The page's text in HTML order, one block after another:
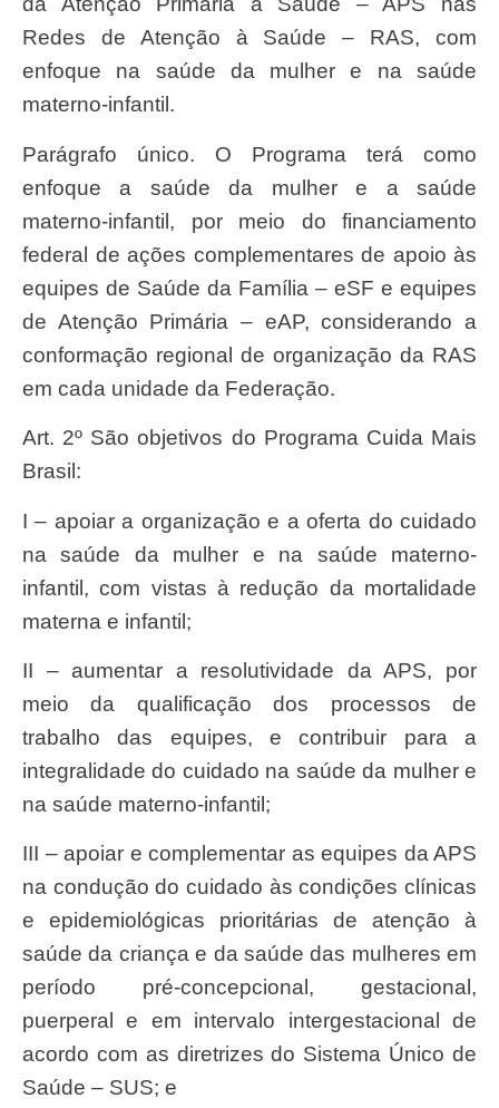
Redes de Atenção à Saúde – RAS, com
enfoque na saúde da mulher e na saúde
materno-infantil.
Parágrafo único. O Programa terá como
enfoque a saúde da mulher e a saúde
materno-infantil, por meio do financiamento
federal de ações complementares de apoio às
equipes de Saúde da Família – eSF e equipes
de Atenção Primária – eAP, considerando a
conformação regional de organização da RAS
em cada unidade da Federação.
Art. 2º São objetivos do Programa Cuida Mais
Brasil:
I – apoiar a organização e a oferta do cuidado
na saúde da mulher e na saúde materno-
infantil, com vistas à redução da mortalidade
materna e infantil;
II – aumentar a resolutividade da APS, por
meio da qualificação dos processos de
trabalho das equipes, e contribuir para a
integralidade do cuidado na saúde da mulher e
na saúde materno-infantil;
III – apoiar e complementar as equipes da APS
na condução do cuidado às condições clínicas
e epidemiológicas prioritárias de atenção à
saúde da criança e da saúde das mulheres em
período pré-concepcional, gestacional,
puerperal e em intervalo intergestacional de
acordo com as diretrizes do Sistema Único de
Saúde – SUS; e